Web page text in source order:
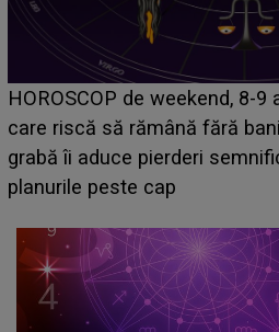
Emanuel a ținut ACEST
acum! În fața Alexandrei,
face o MĂRTURISIRE
sa: "I-am spus și ei în față, eu